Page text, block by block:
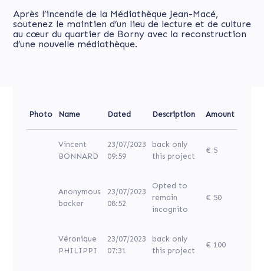
Après l’incendie de la Médiathèque Jean-Macé,
soutenez le maintien d’un lieu de lecture et de culture
au cœur du quartier de Borny avec la reconstruction
d’une nouvelle médiathèque.
Photo Name Dated Description Amount
Vincent
BONNARD
23/07/2023
09:59
back only
this project
€ 5
Anonymous
backer
23/07/2023
08:52
Opted to
remain
incognito
€ 50
Véronique
PHILIPPI
23/07/2023
07:31
back only
this project
€ 100